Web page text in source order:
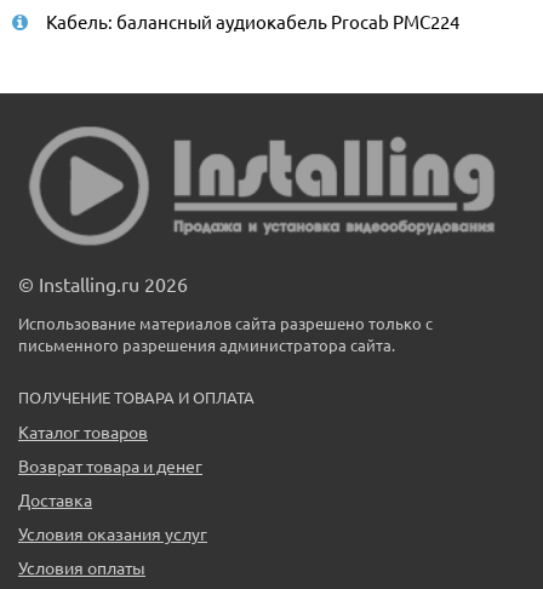
Кабель: балансный аудиокабель Procab PMC224
© Installing.ru 2026
Использование материалов сайта разрешено только с
письменного разрешения администратора сайта.
ПОЛУЧЕНИЕ ТОВАРА И ОПЛАТА
Каталог товаров
Возврат товара и денег
Доставка
Условия оказания услуг
Условия оплаты